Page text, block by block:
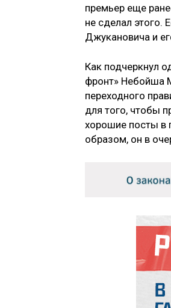
премьер еще
не сделал этого.
Джукановича и
Как подчеркнул
фронт» Небойша
переходного
для того, чтобы
хорошие посты в
образом, он в